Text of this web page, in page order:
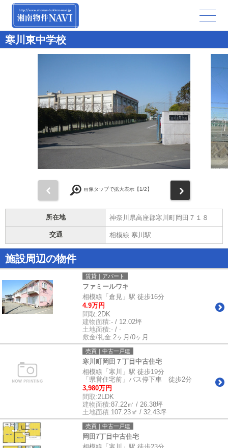
寒川東中学校
画像タップで拡大表示【1/2】
所在地 神奈川県高座郡寒川町岡田７１８
交通 相模線 寒川駅
施設周辺の物件
賃貸｜アパート
ファミールワキ
相模線「倉見」駅 徒歩16分
4.9万円
間取:2DK
建物面積:- / 12.02坪
土地面積:- / -
敷金/礼金:2ヶ月/0ヶ月
売買｜中古一戸建
寒川町岡田７丁目中古住宅
相模線「寒川」駅 徒歩19分
「県営住宅前」バス停下車 徒歩2分
3,980万円
間取:2LDK
建物面積:87.22㎡ / 26.38坪
土地面積:107.23㎡ / 32.43坪
売買｜中古一戸建
岡田7丁目中古住宅